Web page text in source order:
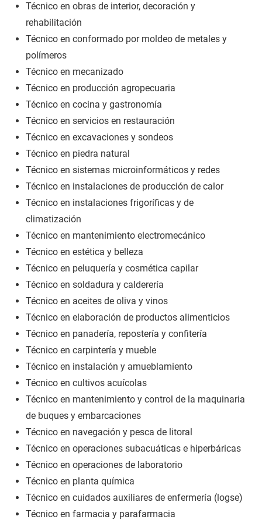
Técnico en obras de interior, decoración y
rehabilitación
Técnico en conformado por moldeo de metales y
polímeros
Técnico en mecanizado
Técnico en producción agropecuaria
Técnico en cocina y gastronomía
Técnico en servicios en restauración
Técnico en excavaciones y sondeos
Técnico en piedra natural
Técnico en sistemas microinformáticos y redes
Técnico en instalaciones de producción de calor
Técnico en instalaciones frigoríficas y de
climatización
Técnico en mantenimiento electromecánico
Técnico en estética y belleza
Técnico en peluquería y cosmética capilar
Técnico en soldadura y calderería
Técnico en aceites de oliva y vinos
Técnico en elaboración de productos alimenticios
Técnico en panadería, repostería y confitería
Técnico en carpintería y mueble
Técnico en instalación y amueblamiento
Técnico en cultivos acuícolas
Técnico en mantenimiento y control de la maquinaria
de buques y embarcaciones
Técnico en navegación y pesca de litoral
Técnico en operaciones subacuáticas e hiperbáricas
Técnico en operaciones de laboratorio
Técnico en planta química
Técnico en cuidados auxiliares de enfermería (logse)
Técnico en farmacia y parafarmacia